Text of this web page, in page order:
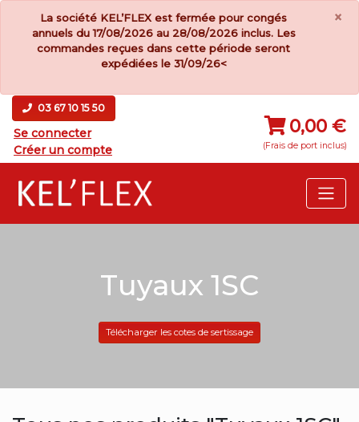
La société KEL’FLEX est fermée pour congés
annuels du 17/08/2026 au 28/08/2026 inclus. Les
commandes reçues dans cette période seront
expédiées le 31/09/26<
×
03 67 10 15 50
Se connecter
Créer un compte
0,00 €
(Frais de port inclus)
Tuyaux 1SC
Télécharger les cotes de sertissage